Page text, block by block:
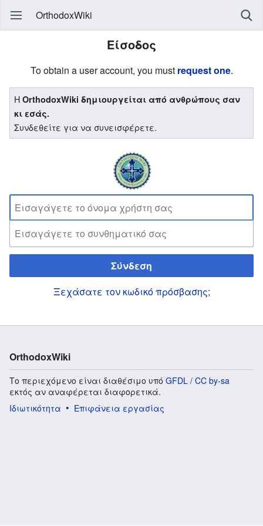
OrthodoxWiki
Είσοδος
To obtain a user account, you must request one.
ΗOrthodoxWiki δημιουργείται από ανθρώπους σαν
κι εσάς.
Συνδεθείτε για να συνεισφέρετε.
Σύνδεση
Ξεχάσατε τον κωδικό πρόσβασης;
OrthodoxWiki
Το περιεχόμενο είναι διαθέσιμο υπό GFDL / CC by-sa
εκτός αν αναφέρεται διαφορετικά.
Ιδιωτικότητα
Επιφάνεια εργασίας